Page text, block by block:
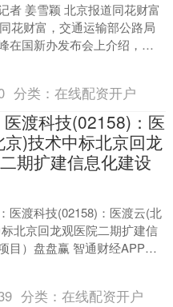
者 姜雪颖 北京报道同花财富
花财富，交通运输部公路局
在国新办发布会上介绍，
通运输部计划在全国高速公
设....
分类：在线配资开户
医渡科技(02158)：医
京)技术中标北京回龙
期扩建信息化建设
医渡科技(02158)：医渡云(北
北京回龙观医院二期扩建信
目）盘盘赢 智通财经APP
技(02158)发布公告，近期，
分类：在线配资开户